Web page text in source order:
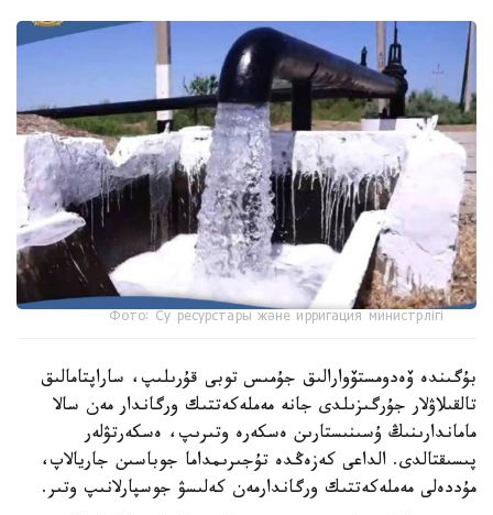
Фото: Су ресурстары және ирригация министрлігі
بۇگىندە ۆەدومستۆوارالىق جۇمىس توبى قۇرىلىپ، ساراپتامالىق
تالقىلاۋلار جۇرگىزىلدى جانە مەملەكەتتىك ورگاندار مەن سالا
ماماندارىنىڭ ۇسىنىستارىن ەسكەرە وتىرىپ، ەسكەرتۋلەر
پىسىقتالدى. الداعى كەزەڭدە تۇجىرىمداما جوباسىن جاريالاپ،
مۇددەلى مەملەكەتتىك ورگاندارمەن كەلىسۋ جوسپارلانىپ وتىر.